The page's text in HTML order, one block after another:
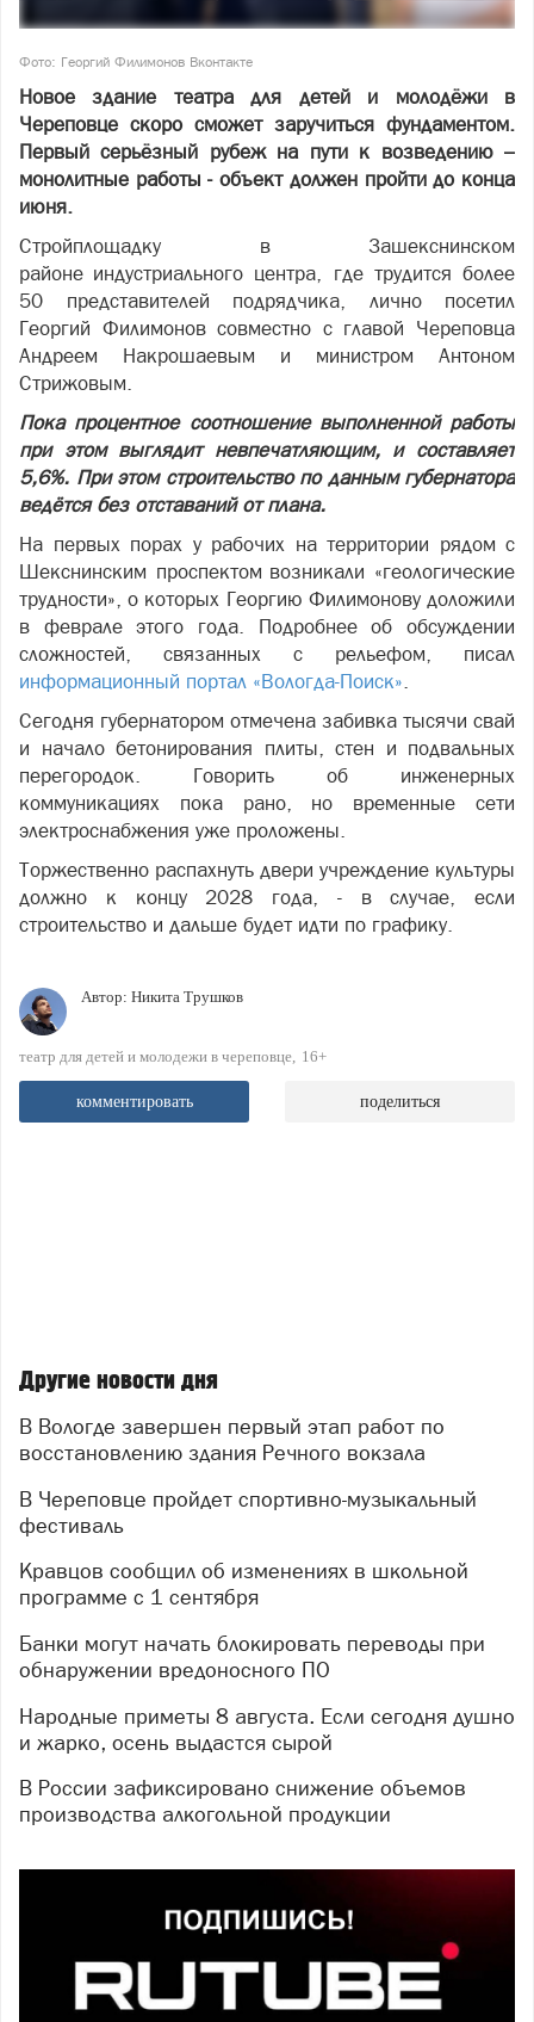
Фото: Георгий Филимонов Вконтакте
Новое здание театра для детей и молодёжи в
Череповце скоро сможет заручиться фундаментом.
Первый серьёзный рубеж на пути к возведению –
монолитные работы - объект должен пройти до конца
июня.
Стройплощадку в Зашекснинском
районе индустриального центра, где трудится более
50 представителей подрядчика, лично посетил
Георгий Филимонов совместно с главой Череповца
Андреем Накрошаевым и министром Антоном
Стрижовым.
Пока процентное соотношение выполненной работы
при этом выглядит невпечатляющим, и составляет
5,6%. При этом строительство по данным губернатора
ведётся без отставаний от плана.
На первых порах у рабочих на территории рядом с
Шекснинским проспектом возникали «геологические
трудности», о которых Георгию Филимонову доложили
в феврале этого года. Подробнее об обсуждении
сложностей, связанных с рельефом, писал
информационный портал «Вологда-Поиск».
Сегодня губернатором отмечена забивка тысячи свай
и начало бетонирования плиты, стен и подвальных
перегородок. Говорить об инженерных
коммуникациях пока рано, но временные сети
электроснабжения уже проложены.
Торжественно распахнуть двери учреждение культуры
должно к концу 2028 года, - в случае, если
строительство и дальше будет идти по графику.
Автор: Никита Трушков
театр для детей и молодежи в череповце 16+
комментировать поделиться
Другие новости дня
В Вологде завершен первый этап работ по
восстановлению здания Речного вокзала
В Череповце пройдет спортивно-музыкальный
фестиваль
Кравцов сообщил об изменениях в школьной
программе с 1 сентября
Банки могут начать блокировать переводы при
обнаружении вредоносного ПО
Народные приметы 8 августа. Если сегодня душно
и жарко, осень выдастся сырой
В России зафиксировано снижение объемов
производства алкогольной продукции